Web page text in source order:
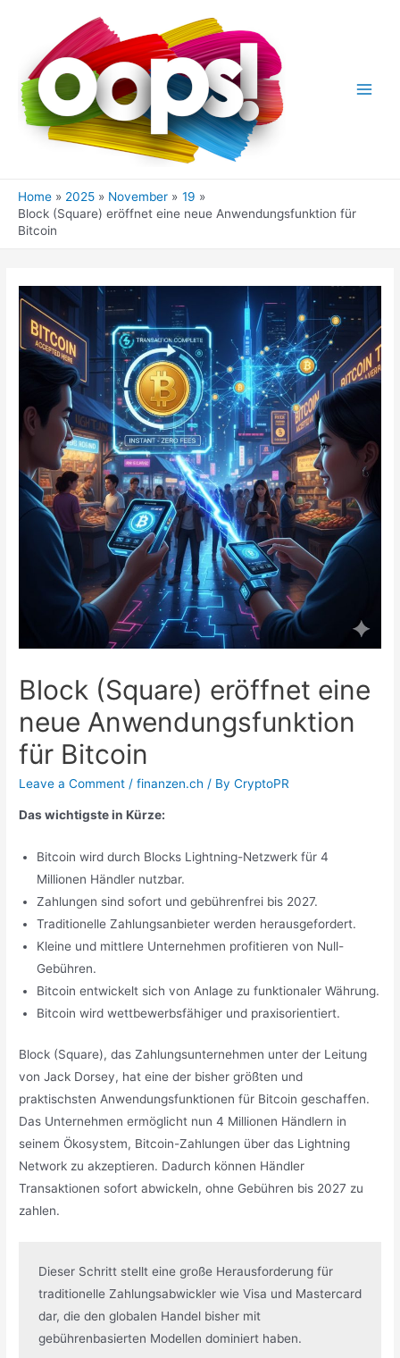
Home 2025 November
19
Block (Square) eröffnet eine neue Anwendungsfunktion für
Bitcoin
Block (Square) eröffnet eine
neue Anwendungsfunktion
für Bitcoin
Leave a Comment /finanzen.ch / ByCryptoPR
Das wichtigste in Kürze:
Bitcoin wird durch Blocks Lightning-Netzwerk für 4
Millionen Händler nutzbar.
Zahlungen sind sofort und gebührenfrei bis 2027.
Traditionelle Zahlungsanbieter werden herausgefordert.
Kleine und mittlere Unternehmen profitieren von Null-
Gebühren.
Bitcoin entwickelt sich von Anlage zu funktionaler Währung.
Bitcoin wird wettbewerbsfähiger und praxisorientiert.
Block (Square), das Zahlungsunternehmen unter der Leitung
von Jack Dorsey, hat eine der bisher größten und
praktischsten Anwendungsfunktionen für Bitcoin geschaffen.
Das Unternehmen ermöglicht nun 4 Millionen Händlern in
seinem Ökosystem, Bitcoin-Zahlungen über das Lightning
Network zu akzeptieren. Dadurch können Händler
Transaktionen sofort abwickeln, ohne Gebühren bis 2027 zu
zahlen.
Dieser Schritt stellt eine große Herausforderung für
traditionelle Zahlungsabwickler wie Visa und Mastercard
dar, die den globalen Handel bisher mit
gebührenbasierten Modellen dominiert haben.